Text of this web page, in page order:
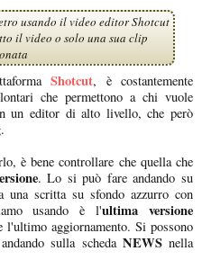
usando il video editor Shotcut
il video o solo una sua clip
Shotcut, è costantemente
che permettono a chi vuole
un editor di alto livello, che però
è bene controllare che quella che
. Lo si può fare andando su
una scritta su sfondo azzurro con
usando è l'ultima versione
aggiornamento. Si possono
sulla schedaNEWSnella